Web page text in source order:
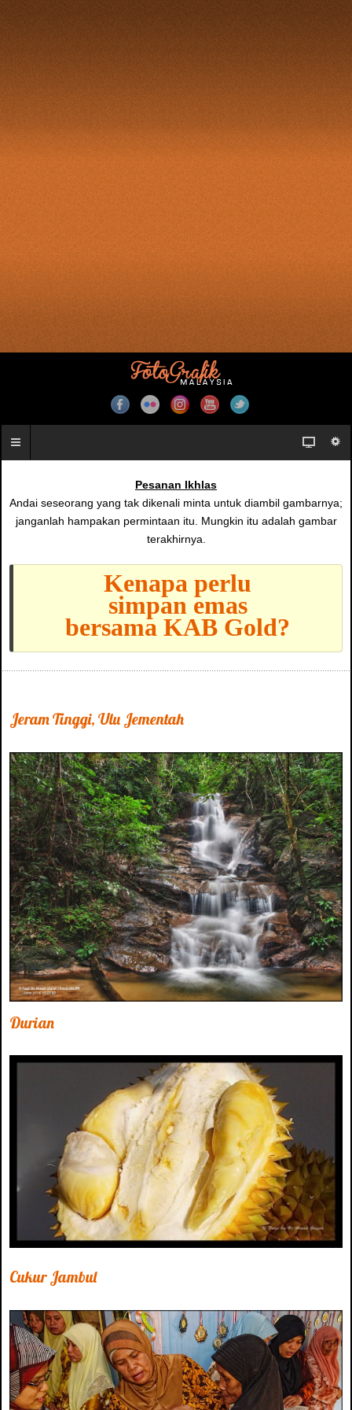
Pesanan Ikhlas
Andai seseorang yang tak dikenali minta untuk diambil gambarnya;
janganlah hampakan permintaan itu. Mungkin itu adalah gambar
terakhirnya.
Kenapa perlu
simpan emas
bersama KAB Gold?
Jeram Tinggi, Ulu Jementah
Durian
Cukur Jambul